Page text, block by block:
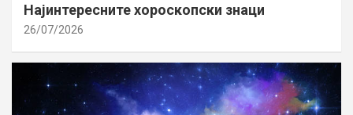
Најинтересните хороскопски знаци
26/07/2026